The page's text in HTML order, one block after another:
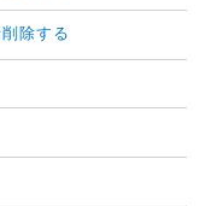
除する